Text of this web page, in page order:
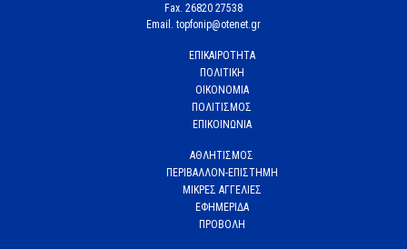
Fax. 26820 27538
Email. topfonip@otenet.gr
ΕΠΙΚΑΙΡΟΤΗΤΑ
ΠΟΛΙΤΙΚΗ
ΟΙΚΟΝΟΜΙΑ
ΠΟΛΙΤΙΣΜΟΣ
ΕΠΙΚΟΙΝΩΝΙΑ
ΑΘΛΗΤΙΣΜΟΣ
ΠΕΡΙΒΑΛΛΟΝ-ΕΠΙΣΤΗΜΗ
ΜΙΚΡΕΣ ΑΓΓΕΛΙΕΣ
ΕΦΗΜΕΡΙΔΑ
ΠΡΟΒΟΛΗ